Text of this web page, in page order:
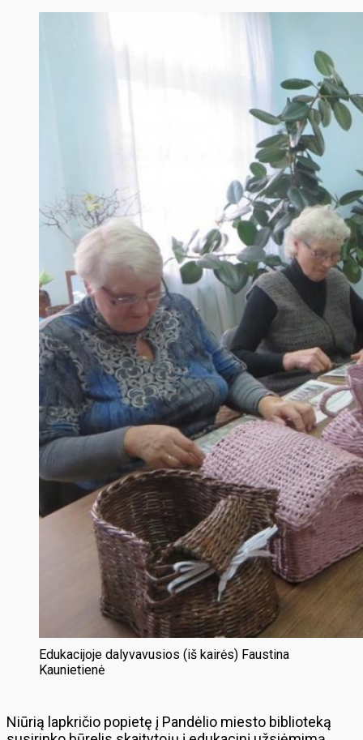
Edukacijoje dalyvavusios (iš kairės) Faustina
Kaunietienė
Niūrią lapkričio popietę į Pandėlio miesto biblioteką